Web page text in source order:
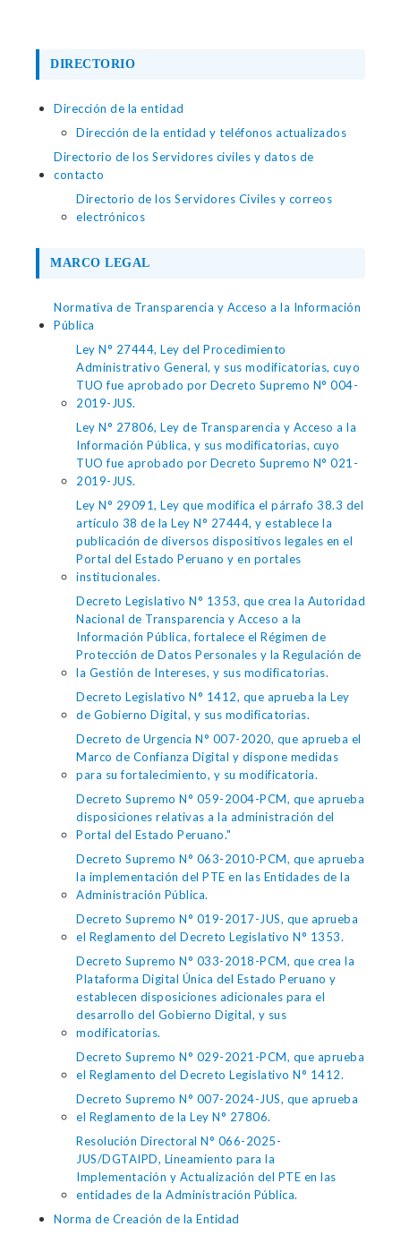
DIRECTORIO
Dirección de la entidad
Dirección de la entidad y teléfonos actualizados
Directorio de los Servidores civiles y datos de
contacto
Directorio de los Servidores Civiles y correos
electrónicos
MARCO LEGAL
Normativa de Transparencia y Acceso a la Información
Pública
Ley N° 27444, Ley del Procedimiento
Administrativo General, y sus modificatorias, cuyo
TUO fue aprobado por Decreto Supremo N° 004-
2019-JUS.
Ley N° 27806, Ley de Transparencia y Acceso a la
Información Pública, y sus modificatorias, cuyo
TUO fue aprobado por Decreto Supremo N° 021-
2019-JUS.
Ley N° 29091, Ley que modifica el párrafo 38.3 del
artículo 38 de la Ley N° 27444, y establece la
publicación de diversos dispositivos legales en el
Portal del Estado Peruano y en portales
institucionales.
Decreto Legislativo N° 1353, que crea la Autoridad
Nacional de Transparencia y Acceso a la
Información Pública, fortalece el Régimen de
Protección de Datos Personales y la Regulación de
la Gestión de Intereses, y sus modificatorias.
Decreto Legislativo N° 1412, que aprueba la Ley
de Gobierno Digital, y sus modificatorias.
Decreto de Urgencia N° 007-2020, que aprueba el
Marco de Confianza Digital y dispone medidas
para su fortalecimiento, y su modificatoria.
Decreto Supremo N° 059-2004-PCM, que aprueba
disposiciones relativas a la administración del
Portal del Estado Peruano."
Decreto Supremo N° 063-2010-PCM, que aprueba
la implementación del PTE en las Entidades de la
Administración Pública.
Decreto Supremo N° 019-2017-JUS, que aprueba
el Reglamento del Decreto Legislativo N° 1353.
Decreto Supremo N° 033-2018-PCM, que crea la
Plataforma Digital Única del Estado Peruano y
establecen disposiciones adicionales para el
desarrollo del Gobierno Digital, y sus
modificatorias.
Decreto Supremo N° 029-2021-PCM, que aprueba
el Reglamento del Decreto Legislativo N° 1412.
Decreto Supremo N° 007-2024-JUS, que aprueba
el Reglamento de la Ley N° 27806.
Resolución Directoral N° 066-2025-
JUS/DGTAIPD, Lineamiento para la
Implementación y Actualización del PTE en las
entidades de la Administración Pública.
Norma de Creación de la Entidad